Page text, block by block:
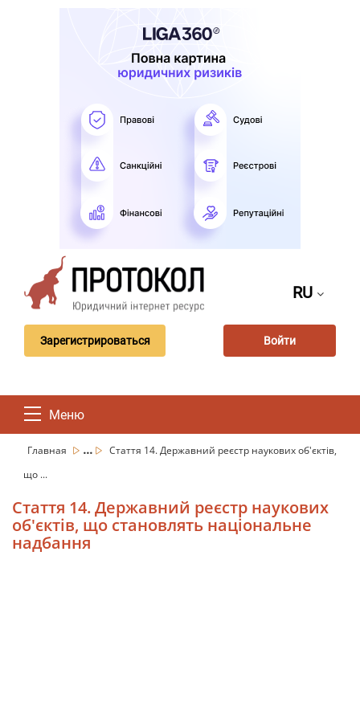
RU
Зарегистрироваться Войти
Меню
Главная ...
Стаття 14. Державний реєстр наукових об'єктів,
що ...
Стаття 14. Державний реєстр наукових
об'єктів, що становлять національне
надбання